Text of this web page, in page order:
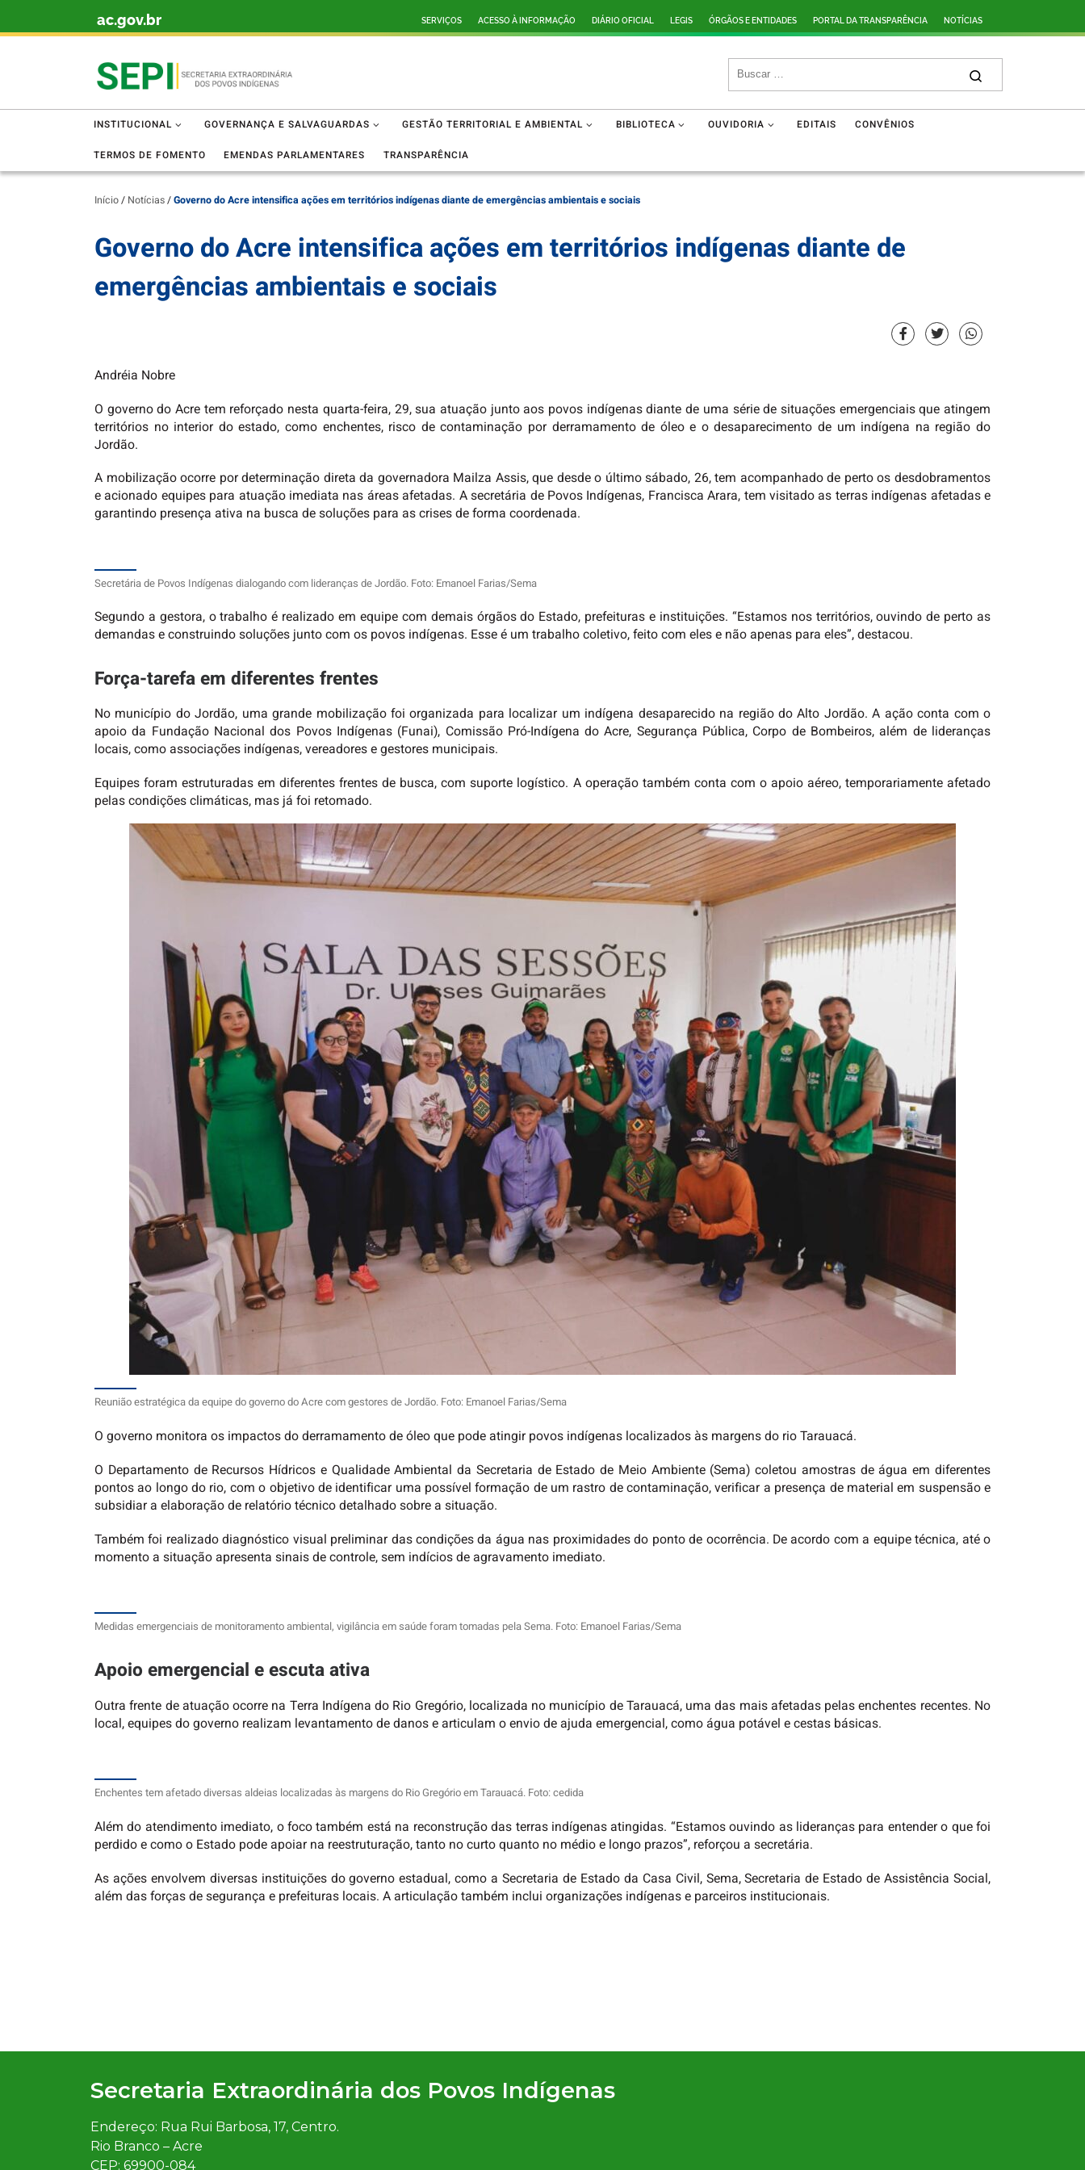
ac.gov.br SERVIÇOS ACESSO À INFORMAÇÃO DIÁRIO OFICIAL LEGIS ÓRGÃOS E ENTIDADES PORTAL DA TRANSPARÊNCIA NOTÍCIAS
INSTITUCIONAL GOVERNANÇA E SALVAGUARDAS GESTÃO TERRITORIAL E AMBIENTAL BIBLIOTECA OUVIDORIA EDITAIS CONVÊNIOS
TERMOS DE FOMENTO EMENDAS PARLAMENTARES TRANSPARÊNCIA
Início/ Notícias/Governo do Acre intensifica ações em territórios indígenas diante de emergências ambientais e sociais
Governo do Acre intensifica ações em territórios indígenas diante de
emergências ambientais e sociais
Andréia Nobre
O governo do Acre tem reforçado nesta quarta-feira, 29, sua atuação junto aos povos indígenas diante de uma série de situações emergenciais que atingem
territórios no interior do estado, como enchentes, risco de contaminação por derramamento de óleo e o desaparecimento de um indígena na região do
Jordão.
A mobilização ocorre por determinação direta da governadora Mailza Assis, que desde o último sábado, 26, tem acompanhado de perto os desdobramentos
e acionado equipes para atuação imediata nas áreas afetadas. A secretária de Povos Indígenas, Francisca Arara, tem visitado as terras indígenas afetadas e
garantindo presença ativa na busca de soluções para as crises de forma coordenada.
Secretária de Povos Indígenas dialogando com lideranças de Jordão. Foto: Emanoel Farias/Sema
Segundo a gestora, o trabalho é realizado em equipe com demais órgãos do Estado, prefeituras e instituições. “Estamos nos territórios, ouvindo de perto as
demandas e construindo soluções junto com os povos indígenas. Esse é um trabalho coletivo, feito com eles e não apenas para eles”, destacou.
Força-tarefa em diferentes frentes
No município do Jordão, uma grande mobilização foi organizada para localizar um indígena desaparecido na região do Alto Jordão. A ação conta com o
apoio da Fundação Nacional dos Povos Indígenas (Funai), Comissão Pró-Indígena do Acre, Segurança Pública, Corpo de Bombeiros, além de lideranças
locais, como associações indígenas, vereadores e gestores municipais.
Equipes foram estruturadas em diferentes frentes de busca, com suporte logístico. A operação também conta com o apoio aéreo, temporariamente afetado
pelas condições climáticas, mas já foi retomado.
Reunião estratégica da equipe do governo do Acre com gestores de Jordão. Foto: Emanoel Farias/Sema
O governo monitora os impactos do derramamento de óleo que pode atingir povos indígenas localizados às margens do rio Tarauacá.
O Departamento de Recursos Hídricos e Qualidade Ambiental da Secretaria de Estado de Meio Ambiente (Sema) coletou amostras de água em diferentes
pontos ao longo do rio, com o objetivo de identificar uma possível formação de um rastro de contaminação, verificar a presença de material em suspensão e
subsidiar a elaboração de relatório técnico detalhado sobre a situação.
Também foi realizado diagnóstico visual preliminar das condições da água nas proximidades do ponto de ocorrência. De acordo com a equipe técnica, até o
momento a situação apresenta sinais de controle, sem indícios de agravamento imediato.
Medidas emergenciais de monitoramento ambiental, vigilância em saúde foram tomadas pela Sema. Foto: Emanoel Farias/Sema
Apoio emergencial e escuta ativa
Outra frente de atuação ocorre na Terra Indígena do Rio Gregório, localizada no município de Tarauacá, uma das mais afetadas pelas enchentes recentes. No
local, equipes do governo realizam levantamento de danos e articulam o envio de ajuda emergencial, como água potável e cestas básicas.
Enchentes tem afetado diversas aldeias localizadas às margens do Rio Gregório em Tarauacá. Foto: cedida
Além do atendimento imediato, o foco também está na reconstrução das terras indígenas atingidas. “Estamos ouvindo as lideranças para entender o que foi
perdido e como o Estado pode apoiar na reestruturação, tanto no curto quanto no médio e longo prazos”, reforçou a secretária.
As ações envolvem diversas instituições do governo estadual, como a Secretaria de Estado da Casa Civil, Sema, Secretaria de Estado de Assistência Social,
além das forças de segurança e prefeituras locais. A articulação também inclui organizações indígenas e parceiros institucionais.
Secretaria Extraordinária dos Povos Indígenas
Endereço: Rua Rui Barbosa, 17, Centro.
Rio Branco – Acre
CEP: 69900-084